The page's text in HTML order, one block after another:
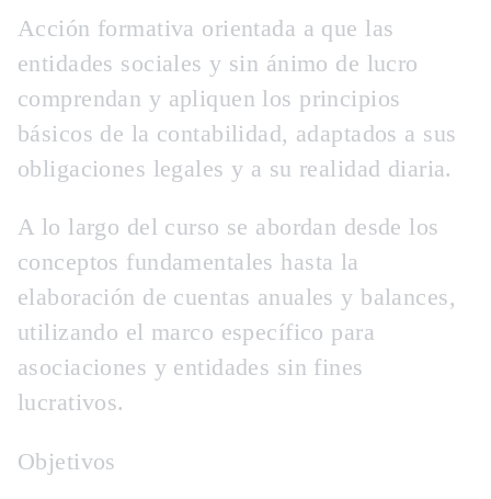
Acción formativa orientada a que las
entidades sociales y sin ánimo de lucro
comprendan y apliquen los principios
básicos de la contabilidad, adaptados a sus
obligaciones legales y a su realidad diaria.
A lo largo del curso se abordan desde los
conceptos fundamentales hasta la
elaboración de cuentas anuales y balances,
utilizando el marco específico para
asociaciones y entidades sin fines
lucrativos.
Objetivos